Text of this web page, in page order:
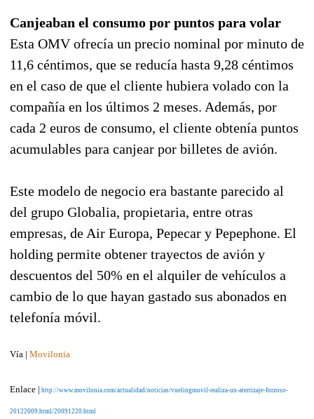
Canjeaban el consumo por puntos para volar
Esta OMV ofrecía un precio nominal por minuto de
11,6 céntimos, que se reducía hasta 9,28 céntimos
en el caso de que el cliente hubiera volado con la
compañía en los últimos 2 meses. Además, por
cada 2 euros de consumo, el cliente obtenía puntos
acumulables para canjear por billetes de avión.
Este modelo de negocio era bastante parecido al
del grupo Globalia, propietaria, entre otras
empresas, de Air Europa, Pepecar y Pepephone. El
holding permite obtener trayectos de avión y
descuentos del 50% en el alquiler de vehículos a
cambio de lo que hayan gastado sus abonados en
telefonía móvil.
Vía | Movilonia
Enlace | http://www.movilonia.com/actualidad/noticias/vuelingmovil-realiza-un-aterrizaje-forzoso-
20122009.html/20091220.html